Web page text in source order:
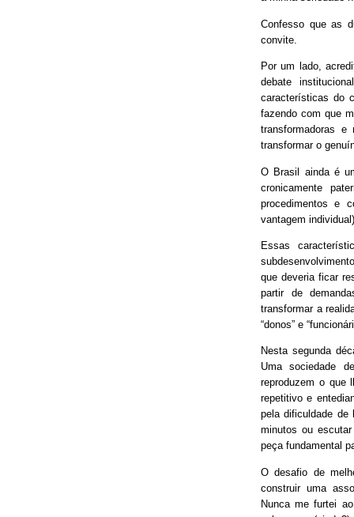
Confesso que as
convite.
Por um lado,
debate
características do
fazendo com que
transformadoras
transformar o
O Brasil ainda é
cronicamente
procedimentos e
vantagem
Essas
que deveria ficar
partir de
transformar a
“donos” e
Nesta segunda
Uma sociedade
reproduzem o que
repetitivo e
pela dificuldade
minutos ou
peça fundamental
O desafio de
construir uma
Nunca me furtei